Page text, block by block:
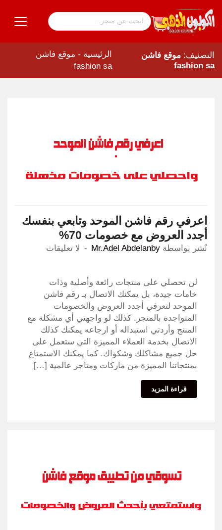
التصنيف: موقع فاشن
fashion sa
الرئيسية - موقع فاشن
fashion sa
اعرفي رقم فاشن الموحد وتابعي بنفسك
أجدد العروض مع خصومات 70%
نٌشر بواسطة Mr.Adel Abdelanby لا تعليقات
لن تحصلي على منتجات رائعة وأصلية وذات
خامات جيدة، بل يمكنك الاتصال بـ رقم فاشن
الموحد لتعرفي أجدد العروض والخصومات
المتواجدة بالمتجر. كذلك لو واجهتي أي مشكلة مع
المنتج وأردتي استبداله أو ارجاعه يمكنك كذلك
الاتصال بخدمة العملاء المميزة التي ستعمل على
حل جميع مشاكلك وشكواك. كما يمكنك الاستمتاع
بمنتجاتنا المميزة من ماركات ومتاجر عالمية […]
قراءة المزيد